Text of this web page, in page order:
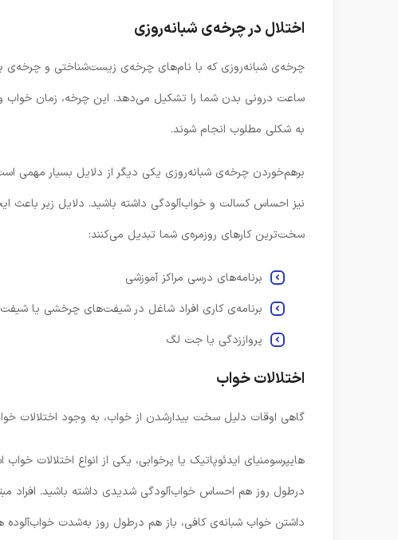
اختلال در چرخه‌ی شبانه‌روزی
ساعت درونی بدن شما را تشکیل می‌دهد. این چرخه، زمان خواب
به شکلی مطلوب انجام شوند.
برهم‌خوردن چرخه‌ی شبانه‌روزی یکی دیگر از دلایل بسیار
نیز احساس کسالت و خواب‌آلودگی داشته باشید. دلایل زیر باعث
سخت‌ترین کارهای روزمره‌ی شما تبدیل می‌کنند:
برنامه‌های درسی مراکز آموزشی
برنامه‌ی کاری افراد شاغل در شیفت‌های چرخشی یا
پرواززدگی یا جت لگ
اختلالات خواب
گاهی اوقات دلیل سخت بیدارشدن از خواب، به وجود اختلالات
هایپرسومنیای ایدئوپاتیک یا پرخوابی، یکی از انواع
درطول روز هم احساس خواب‌آلودگی شدیدی داشته باشید. افراد
داشتن خواب شبانه‌ی کافی، باز هم درطول روز به‌شدت